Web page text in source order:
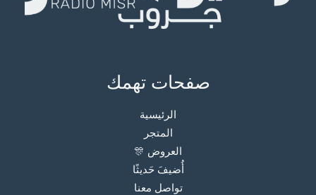
صفحات تهمك
الرئيسية
المتجر
العروض 🎊
أُضيفَ حَديثًا
تواصل معنا